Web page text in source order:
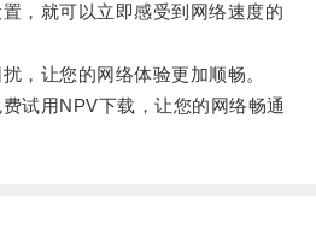
就可以立即感受到网络速度的
让您的网络体验更加顺畅。
用NPV下载，让您的网络畅通